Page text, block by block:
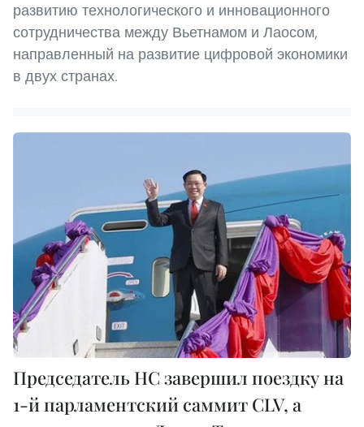
развитию технологического и инновационного
сотрудничества между Вьетнамом и Лаосом,
направленный на развитие цифровой экономики
в двух странах.
Председатель НС завершил поездку на
1-й парламентский саммит CLV, а